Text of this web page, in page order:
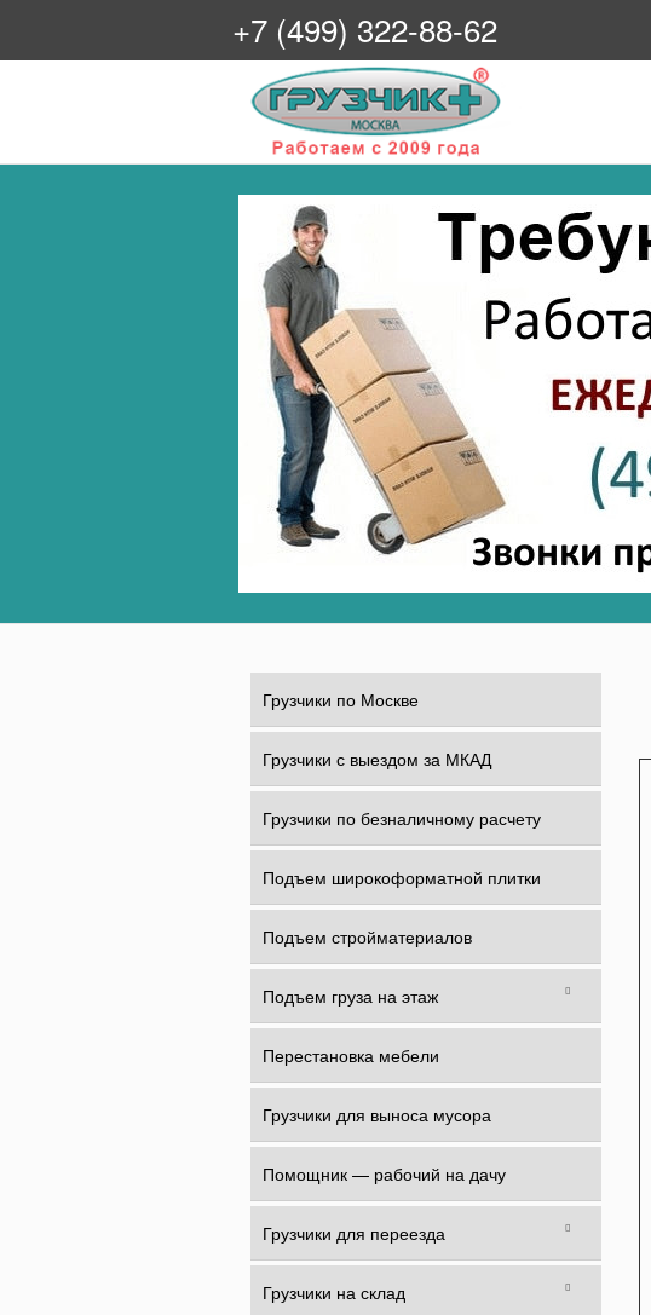
+7 (499) 322-88-62
Грузчик+
Грузчики по Москве
Грузчики с выездом за МКАД
Грузчики по безналичному расчету
Подъем широкоформатной плитки
Подъем стройматериалов
Подъем груза на этаж
Перестановка мебели
Грузчики для выноса мусора
Помощник — рабочий на дачу
Грузчики для переезда
Грузчики на склад